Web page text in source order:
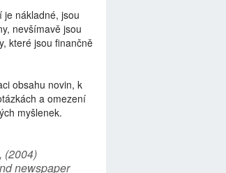
je nákladné, jsou
nevšímavě jsou
které jsou finančně
obsahu novin, k
a omezení
myšlenek.
(2004)
newspaper